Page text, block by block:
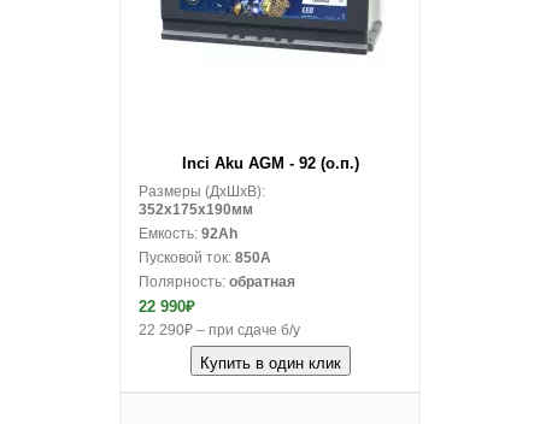
Inci Aku AGM - 92 (о.п.)
Размеры (ДxШxВ):
352x175x190мм
Емкость: 92Ah
Пусковой ток: 850A
Полярность: обратная
22 990₽
22 290₽ – при сдаче б/у
Купить в один клик